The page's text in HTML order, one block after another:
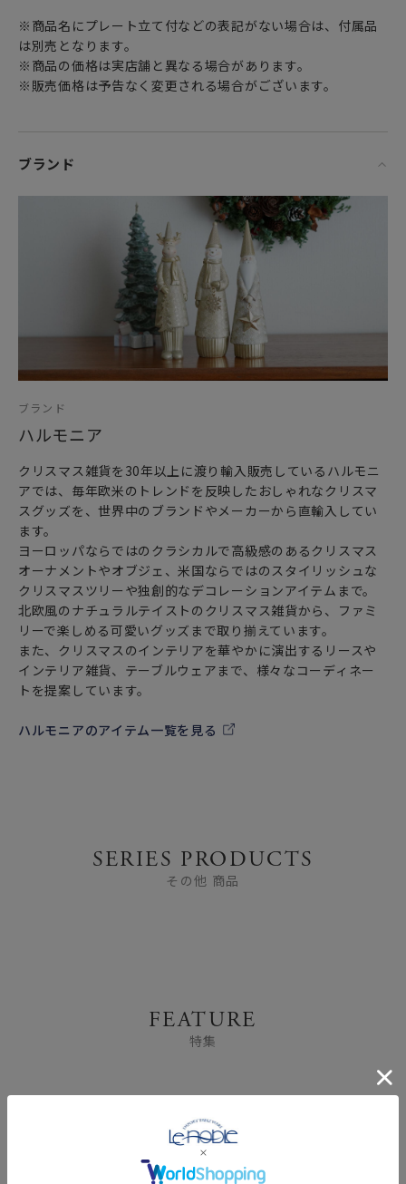
います。予めご了承ください。
※商品名にプレート立て付などの表記がない場合は、付属品
は別売となります。
※商品の価格は実店舗と異なる場合があります。
※販売価格は予告なく変更される場合がございます。
ブランド
ブランド
ハルモニア
クリスマス雑貨を30年以上に渡り輸入販売しているハルモニ
アでは、毎年欧米のトレンドを反映したおしゃれなクリスマ
スグッズを、世界中のブランドやメーカーから直輸入してい
ます。
ヨーロッパならではのクラシカルで高級感のあるクリスマス
オーナメントやオブジェ、米国ならではのスタイリッシュな
クリスマスツリーや独創的なデコレーションアイテムまで。
北欧風のナチュラルテイストのクリスマス雑貨から、ファミ
リーで楽しめる可愛いグッズまで取り揃えています。
また、クリスマスのインテリアを華やかに演出するリースや
インテリア雑貨、テーブルウェアまで、様々なコーディネー
トを提案しています。
ハルモニアのアイテム一覧を見る
SERIES PRODUCTS
その他 商品
FEATURE
特集